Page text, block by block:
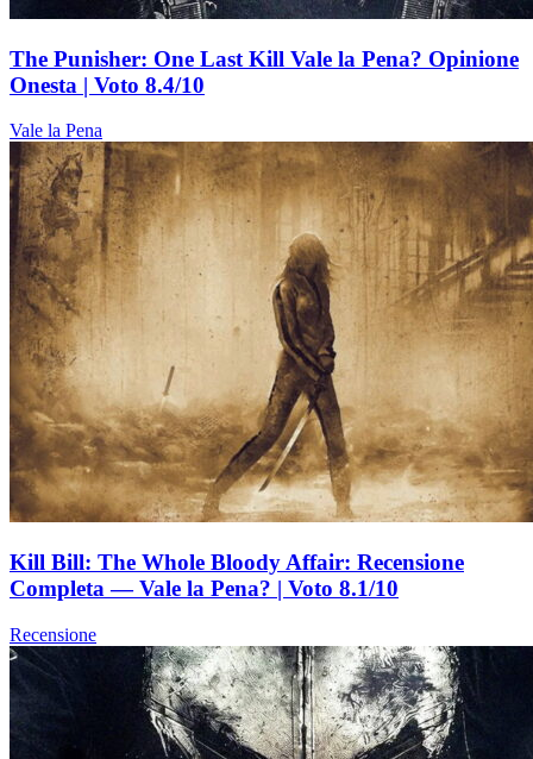
The Punisher: One Last Kill Vale la Pena? Opinione
Onesta | Voto 8.4/10
Vale la Pena
Kill Bill: The Whole Bloody Affair: Recensione
Completa — Vale la Pena? | Voto 8.1/10
Recensione